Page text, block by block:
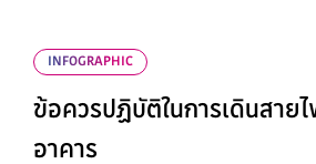
INFOGRAPHIC
ข้อควรปฏิบัติในการเดินสาย
อาคาร